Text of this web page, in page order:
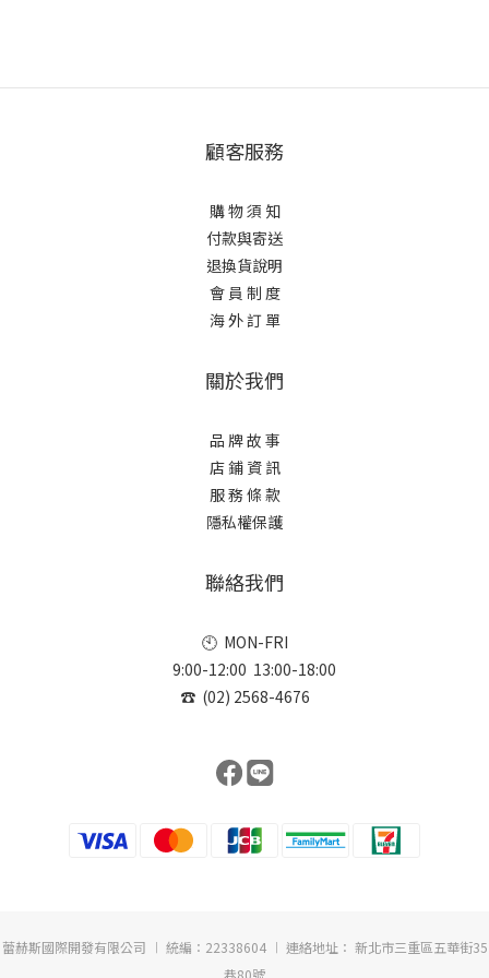
顧客服務
購 物 須 知
付款與寄送
退換貨說明
會 員 制 度
海 外 訂 單
關於我們
品 牌 故 事
店 鋪 資 訊
服 務 條 款
隱私權保護
聯絡我們
🕙 MON-FRI
9:00-12:00 13:00-18:00
☎ (02) 2568-4676
蕾赫斯國際開發有限公司 ︱ 統編：22338604 ︱ 連絡地址： 新北市三重區五華街35
巷80號